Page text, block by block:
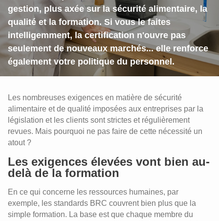
gestion, plus axée sur la sécurité alimentaire, la
qualité et la formation. Si vous le faites
intelligemment, la certification n'ouvre pas
seulement de nouveaux marchés... elle renforce
également votre politique du personnel.
Les nombreuses exigences en matière de sécurité
alimentaire et de qualité imposées aux entreprises par la
législation et les clients sont strictes et régulièrement
revues. Mais pourquoi ne pas faire de cette nécessité un
atout ?
Les exigences élevées vont bien au-
delà de la formation
En ce qui concerne les ressources humaines, par
exemple, les standards BRC couvrent bien plus que la
simple formation. La base est que chaque membre du